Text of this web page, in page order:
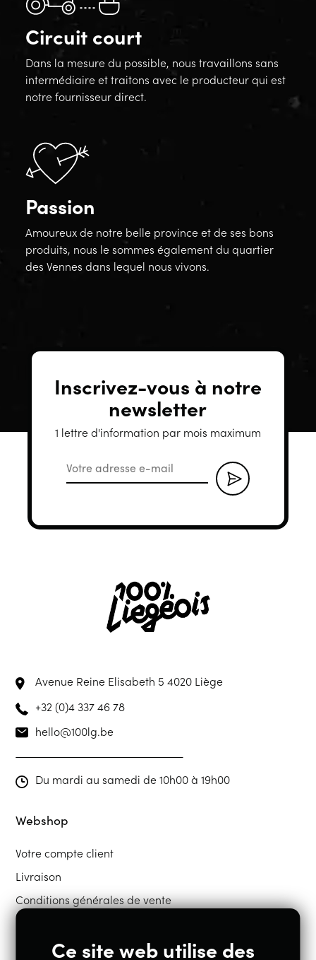
Circuit court
Dans la mesure du possible, nous travaillons sans
intermédiaire et traitons avec le producteur qui est
notre fournisseur direct.
Passion
Amoureux de notre belle province et de ses bons
produits, nous le sommes également du quartier
des Vennes dans lequel nous vivons.
Inscrivez-vous à notre
newsletter
1 lettre d'information par mois maximum
Avenue Reine Elisabeth 54020 Liège
+32 (0)4 337 46 78
hello@100lg.be
Du mardi au samedi de 10h00 à 19h00
Webshop
Votre compte client
Livraison
Conditions générales de vente
Restons en contact
Ce site web utilise des